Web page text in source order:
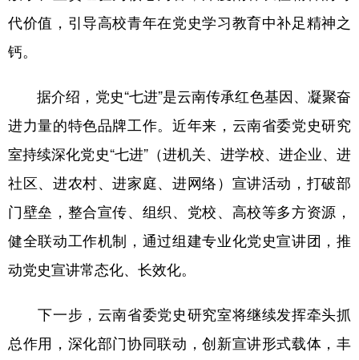
代价值，引导高校青年在党史学习教育中补足精神之
钙。
据介绍，党史“七进”是云南传承红色基因、凝聚奋
进力量的特色品牌工作。近年来，云南省委党史研究
室持续深化党史“七进”（进机关、进学校、进企业、进
社区、进农村、进家庭、进网络）宣讲活动，打破部
门壁垒，整合宣传、组织、党校、高校等多方资源，
健全联动工作机制，通过组建专业化党史宣讲团，推
动党史宣讲常态化、长效化。
下一步，云南省委党史研究室将继续发挥牵头抓
总作用，深化部门协同联动，创新宣讲形式载体，丰